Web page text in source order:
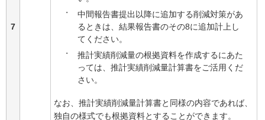
7
中間報告書提出以降に追加する削減対策があ
るときは、結果報告書のその8に追加計上し
てください。
推計実績削減量の根拠資料を作成するにあた
っては、推計実績削減量計算書をご活用くだ
さい。
なお、推計実績削減量計算書と同様の内容であれば、
独自の様式でも根拠資料とすることができます。